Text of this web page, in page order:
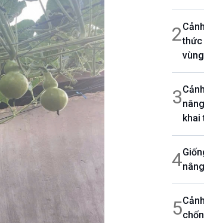
2thức
3
khai
4
5